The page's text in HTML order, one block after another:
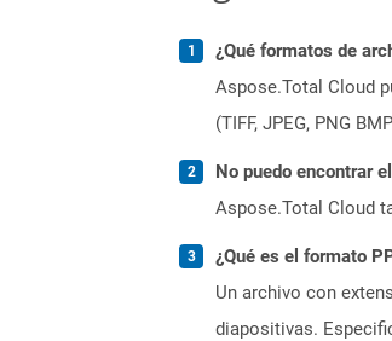
¿Qué formatos de
Aspose.Total Cloud
(TIFF, JPEG, PNG
No puedo encontrar
Aspose.Total Cloud
¿Qué es el formato
Un archivo con
diapositivas.